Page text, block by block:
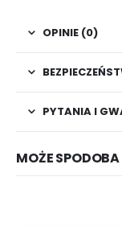
OPINIE (0)
PYTANIA I
MOŻE